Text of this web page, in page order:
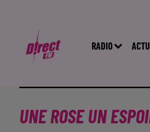
RADIO
UNE ROSE UN